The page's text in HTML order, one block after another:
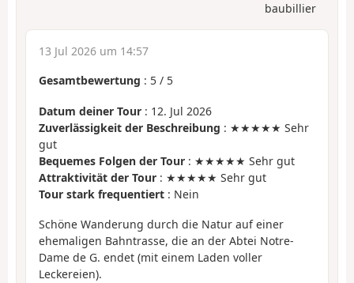
baubillier
13 Jul 2026 um 14:57
Gesamtbewertung : 5 / 5
Datum deiner Tour : 12. Jul 2026
Zuverlässigkeit der Beschreibung : ★★★★★ Sehr
gut
Bequemes Folgen der Tour : ★★★★★ Sehr gut
Attraktivität der Tour : ★★★★★ Sehr gut
Tour stark frequentiert : Nein
Schöne Wanderung durch die Natur auf einer
ehemaligen Bahntrasse, die an der Abtei Notre-
Dame de G. endet (mit einem Laden voller
Leckereien).